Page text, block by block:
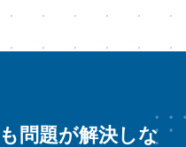
問題が解決しな